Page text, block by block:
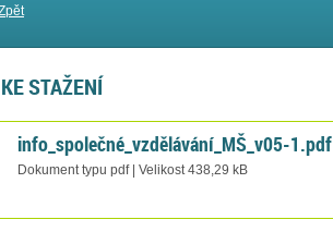
STAŽENÍ
info_společné_vzdělávání_MŠ_v05-1.pdf
Dokument typu pdf | Velikost 438,29 kB